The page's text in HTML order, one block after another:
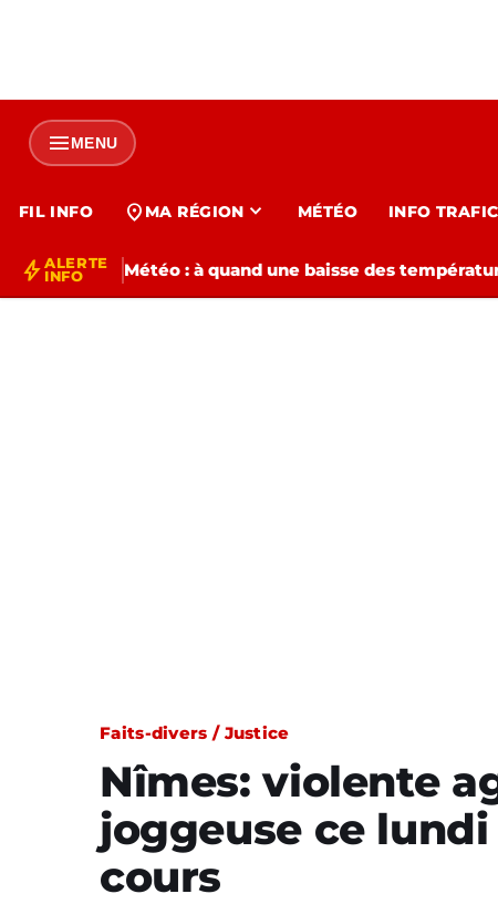
menuMENU
FIL INFO location_on MA RÉGION expand_more MÉTÉO INFO TRAFIC
bolt ALERTE
INFO
Météo : à quand une baisse des
Faits-divers / Justice
Nîmes: violente
joggeuse ce
cours